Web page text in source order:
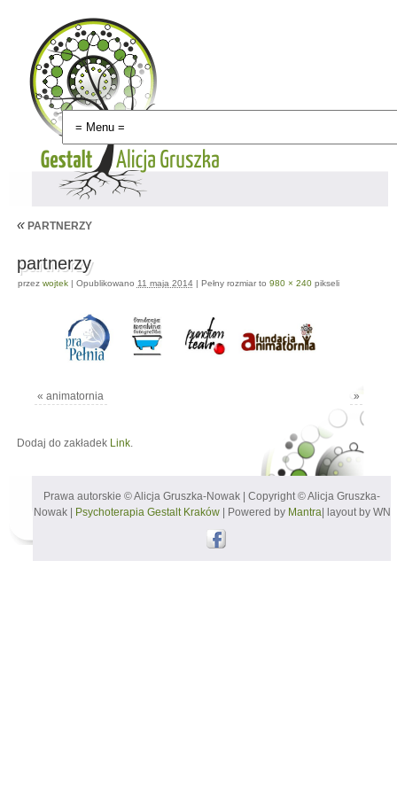
«PARTNERZY
partnerzy
przez wojtek | Opublikowano 11 maja 2014 | Pełny rozmiar to 980 × 240pikseli
«animatornia »
Dodaj do zakładek Link.
Prawa autorskie © Alicja Gruszka-Nowak | Copyright © Alicja Gruszka-
Nowak | Psychoterapia Gestalt Kraków| Powered by Mantra| layout by WN